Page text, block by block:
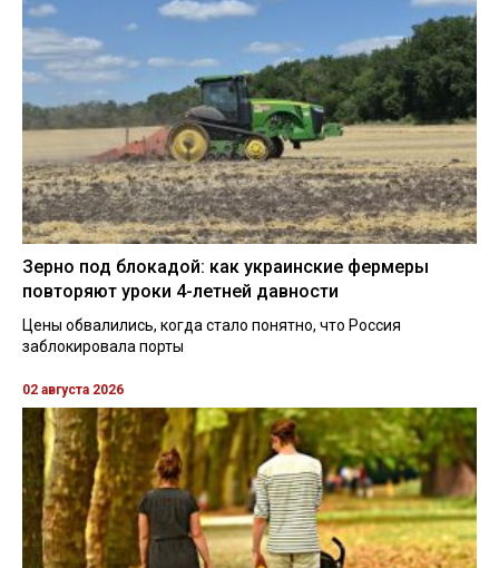
Зерно под блокадой: как украинские фермеры
повторяют уроки 4-летней давности
Цены обвалились, когда стало понятно, что Россия
заблокировала порты
02 августа 2026